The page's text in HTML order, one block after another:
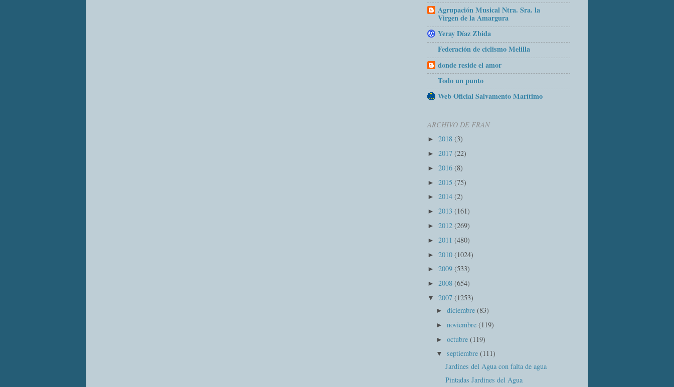
Agrupación Musical Ntra. Sra. la
Virgen de la Amargura
Yeray Díaz Zbida
Federación de ciclismo Melilla
donde reside el amor
Todo un punto
Web Oficial Salvamento Marítimo
ARCHIVO DE FRAN
► 2018 (3)
► 2017 (22)
► 2016 (8)
► 2015 (75)
► 2014 (2)
► 2013 (161)
► 2012 (269)
► 2011 (480)
► 2010 (1024)
► 2009 (533)
► 2008 (654)
▼ 2007 (1253)
►diciembre(83)
►noviembre(119)
►octubre(119)
▼septiembre(111)
Jardines del Agua con falta de agua
Pintadas Jardines del Agua